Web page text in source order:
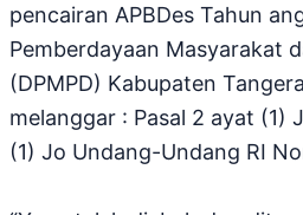
pencairan APBDes Tahun
Pemberdayaan Masyarakat
(DPMPD) Kabupaten
melanggar : Pasal 2 ayat (1)
(1) Jo Undang-Undang RI